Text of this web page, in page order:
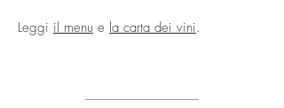
Leggi il menu e la carta dei vini.